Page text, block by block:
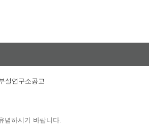
설연구소공고
념하시기 바랍니다.